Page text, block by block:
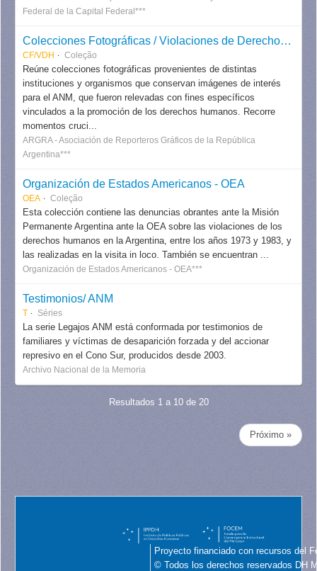
Federal de la Capital Federal***
Colecciones Fotográficas / Violaciones de Derechos Humanos
CF/VDH Coleção
Reúne colecciones fotográficas provenientes de distintas
instituciones y organismos que conservan imágenes de interés
para el ANM, que fueron relevadas con fines específicos
vinculados a la promoción de los derechos humanos. Recorre
momentos cruci...
ARGRA - Asociación de Reporteros Gráficos de la República
Argentina***
Organización de Estados Americanos - OEA
OEA Coleção
Esta colección contiene las denuncias obrantes ante la Misión
Permanente Argentina ante la OEA sobre las violaciones de los
derechos humanos en la Argentina, entre los años 1973 y 1983, y
las realizadas en la visita in loco. También se encuentran ...
Organización de Estados Americanos - OEA***
Testimonios/ ANM
T Séries
La serie Legajos ANM está conformada por testimonios de
familiares y víctimas de desaparición forzada y del accionar
represivo en el Cono Sur, producidos desde 2003.
Archivo Nacional de la Memoria
Resultados 1 a 10 de 20
Próximo »
Proyecto financiado con recursos del
© Todos los derechos reservados DH